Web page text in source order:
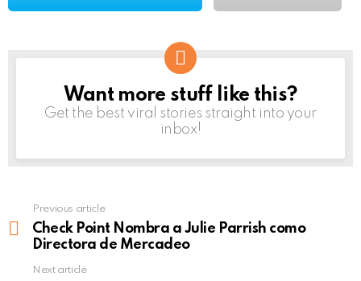
NEWSLETTER
Want more stuff like this?
Get the best viral stories straight into your
inbox!
more
Previous article
Check Point Nombra a Julie Parrish como
Directora de Mercadeo
Next article